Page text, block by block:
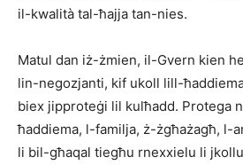
il-kwalità tal-ħajja tan-nies.
Matul dan iż-żmien, il-Gvern kien
lin-negozjanti, kif ukoll lill-
biex jipproteġi lil kulħadd. Protega
ħaddiema, l-familja, ż-żgħażagħ, l-
li bil-għaqal tiegħu rnexxielu li